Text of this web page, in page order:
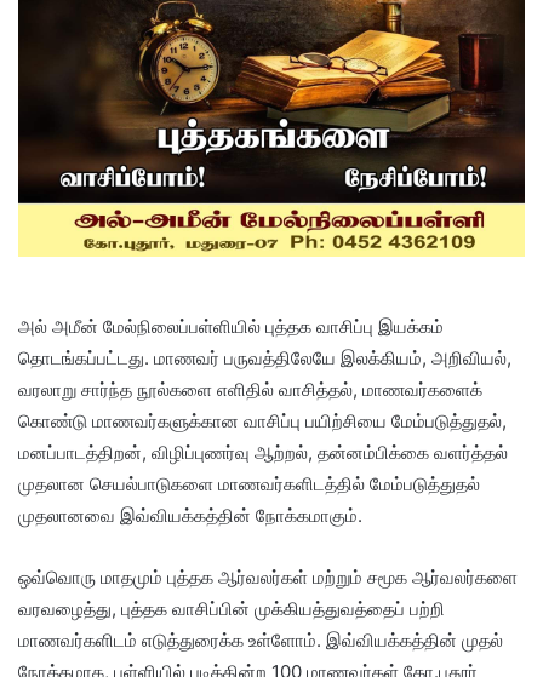
அல் அமீன் மேல்நிலைப்பள்ளியில் புத்தக வாசிப்பு இயக்கம்
தொடங்கப்பட்டது. மாணவர் பருவத்திலேயே இலக்கியம், அறிவியல்,
வரலாறு சார்ந்த நூல்களை எளிதில் வாசித்தல், மாணவர்களைக்
கொண்டு மாணவர்களுக்கான வாசிப்பு பயிற்சியை மேம்படுத்துதல்,
மனப்பாடத்திறன், விழிப்புணர்வு ஆற்றல், தன்னம்பிக்கை வளர்த்தல்
முதலான செயல்பாடுகளை மாணவர்களிடத்தில் மேம்படுத்துதல்
முதலானவை இவ்வியக்கத்தின் நோக்கமாகும்.
ஒவ்வொரு மாதமும் புத்தக ஆர்வலர்கள் மற்றும் சமூக ஆர்வலர்களை
வரவழைத்து, புத்தக வாசிப்பின் முக்கியத்துவத்தைப் பற்றி
மாணவர்களிடம் எடுத்துரைக்க உள்ளோம். இவ்வியக்கத்தின் முதல்
நோக்கமாக, பள்ளியில் படிக்கின்ற 100 மாணவர்கள் கோ.புதூர்